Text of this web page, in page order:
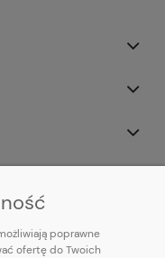
poprawne
ofertę do Twoich